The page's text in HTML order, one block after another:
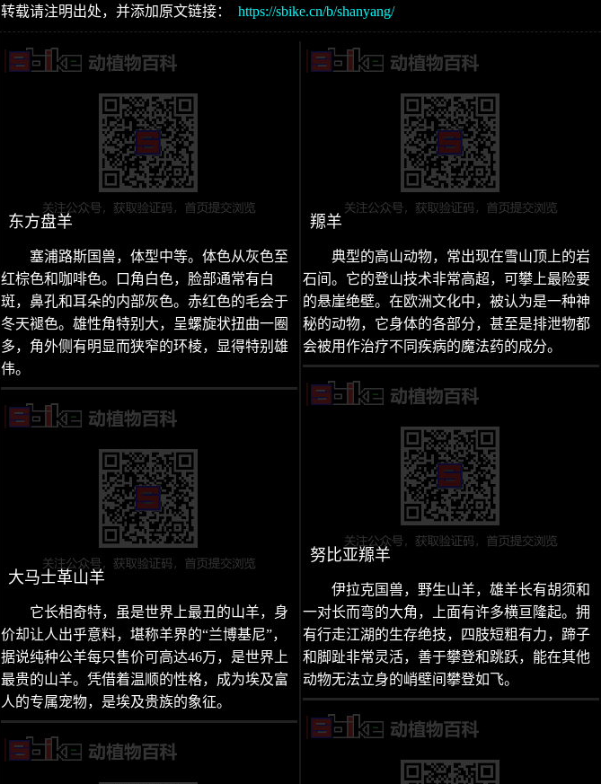
转载请注明出处，并添加原文链接： https://sbike.cn/b/shanyang/
东方盘羊
塞浦路斯国兽，体型中等。体色从灰色至
红棕色和咖啡色。口角白色，脸部通常有白
斑，鼻孔和耳朵的内部灰色。赤红色的毛会于
冬天褪色。雄性角特别大，呈螺旋状扭曲一圈
多，角外侧有明显而狭窄的环棱，显得特别雄
伟。
大马士革山羊
它长相奇特，虽是世界上最丑的山羊，身
价却让人出乎意料，堪称羊界的“兰博基尼”，
据说纯种公羊每只售价可高达46万，是世界上
最贵的山羊。凭借着温顺的性格，成为埃及富
人的专属宠物，是埃及贵族的象征。
羱羊
典型的高山动物，常出现在雪山顶上的岩
石间。它的登山技术非常高超，可攀上最险要
的悬崖绝壁。在欧洲文化中，被认为是一种神
秘的动物，它身体的各部分，甚至是排泄物都
会被用作治疗不同疾病的魔法药的成分。
努比亚羱羊
伊拉克国兽，野生山羊，雄羊长有胡须和
一对长而弯的大角，上面有许多横亘隆起。拥
有行走江湖的生存绝技，四肢短粗有力，蹄子
和脚趾非常灵活，善于攀登和跳跃，能在其他
动物无法立身的峭壁间攀登如飞。